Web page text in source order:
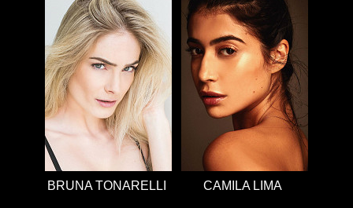
BRUNA TONARELLI CAMILA LIMA